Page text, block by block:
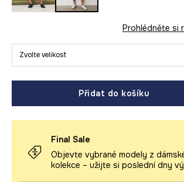
Prohlédněte si
Zvolte velikost
Přidat do košíku
Final Sale
Objevte vybrané modely z
kolekce – užijte si poslední dny